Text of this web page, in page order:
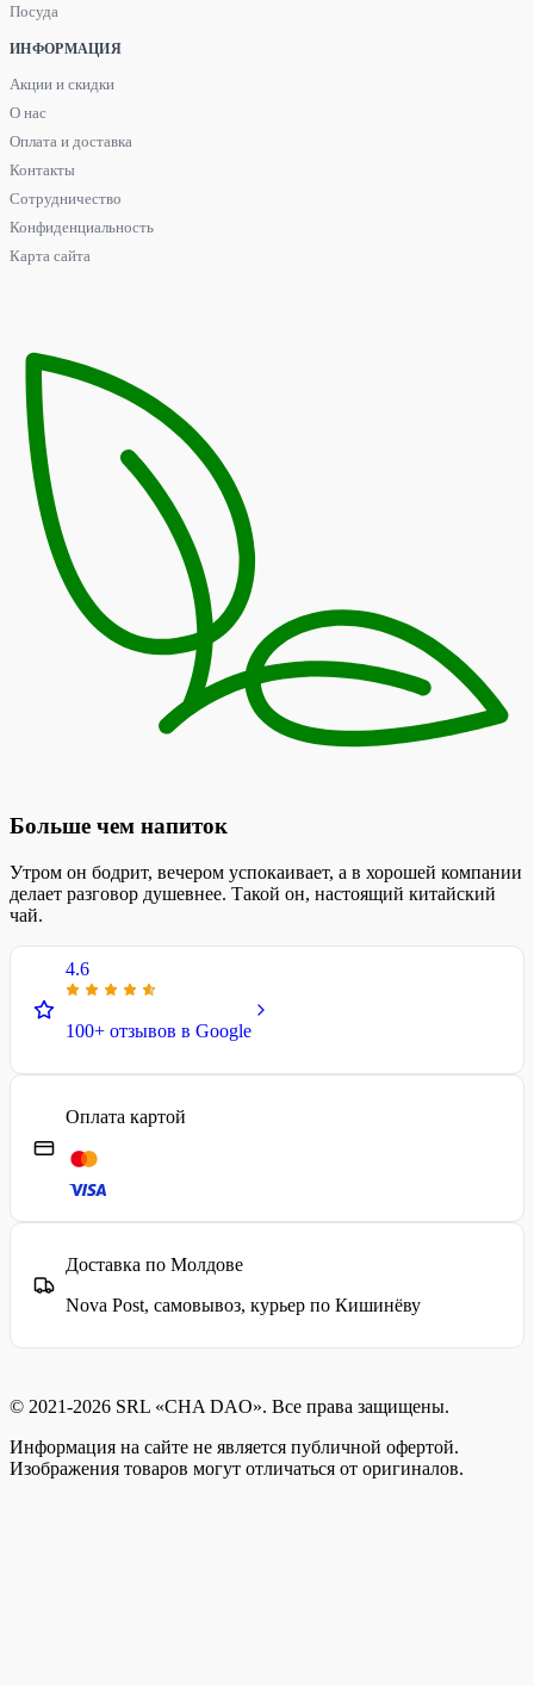
Посуда
ИНФОРМАЦИЯ
Акции и скидки
О нас
Оплата и доставка
Контакты
Сотрудничество
Конфиденциальность
Карта сайта
Больше чем напиток
Утром он бодрит, вечером успокаивает, а в хорошей компании
делает разговор душевнее. Такой он, настоящий китайский
чай.
4.6
100+ отзывов в Google
Оплата картой
Доставка по Молдове
Nova Post, самовывоз, курьер по Кишинёву
© 2021-2026 SRL «CHA DAO». Все права защищены.
Информация на сайте не является публичной офертой.
Изображения товаров могут отличаться от оригиналов.